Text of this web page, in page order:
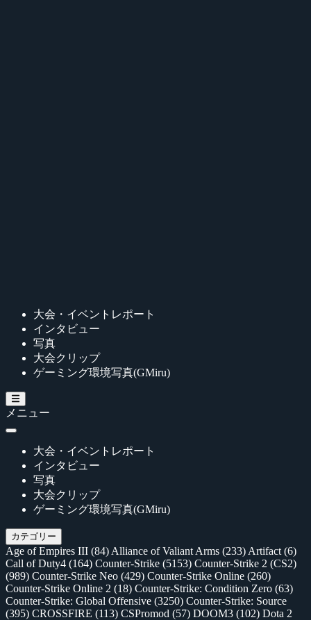
大会・イベントレポート
インタビュー
写真
大会クリップ
ゲーミング環境写真(GMiru)
メニュー
大会・イベントレポート
インタビュー
写真
大会クリップ
ゲーミング環境写真(GMiru)
カテゴリー
Age of Empires III (84) Alliance of Valiant Arms (233) Artifact (6)
Call of Duty4 (164) Counter-Strike (5153) Counter-Strike 2 (CS2)
(989) Counter-Strike Neo (429) Counter-Strike Online (260)
Counter-Strike Online 2 (18) Counter-Strike: Condition Zero (63)
Counter-Strike: Global Offensive (3250) Counter-Strike: Source
(395) CROSSFIRE (113) CSPromod (57) DOOM3 (102) Dota 2